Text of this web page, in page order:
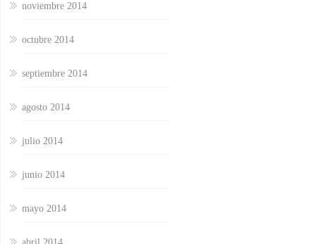
noviembre 2014
octubre 2014
septiembre 2014
agosto 2014
julio 2014
junio 2014
mayo 2014